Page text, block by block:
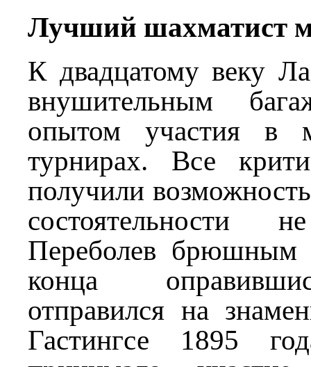
Лучший шахматист
К двадцатому веку
внушительным
опытом участия в
турнирах. Все
получили
Переболев
конца
отправился на
Гастингсе 1895